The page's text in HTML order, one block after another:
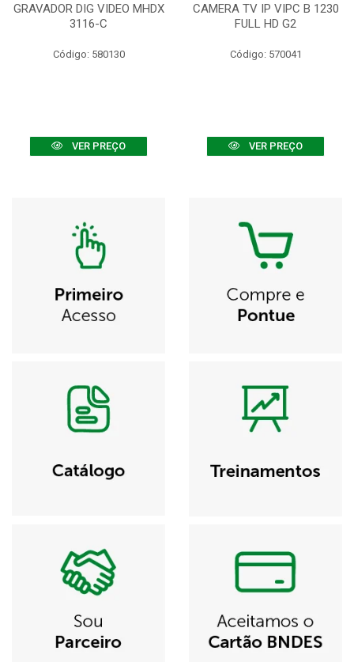
GRAVADOR DIG VIDEO MHDX
3116-C
Código: 580130
VER PREÇO
CAMERA TV IP VIPC B 1230
FULL HD G2
Código: 570041
VER PREÇO